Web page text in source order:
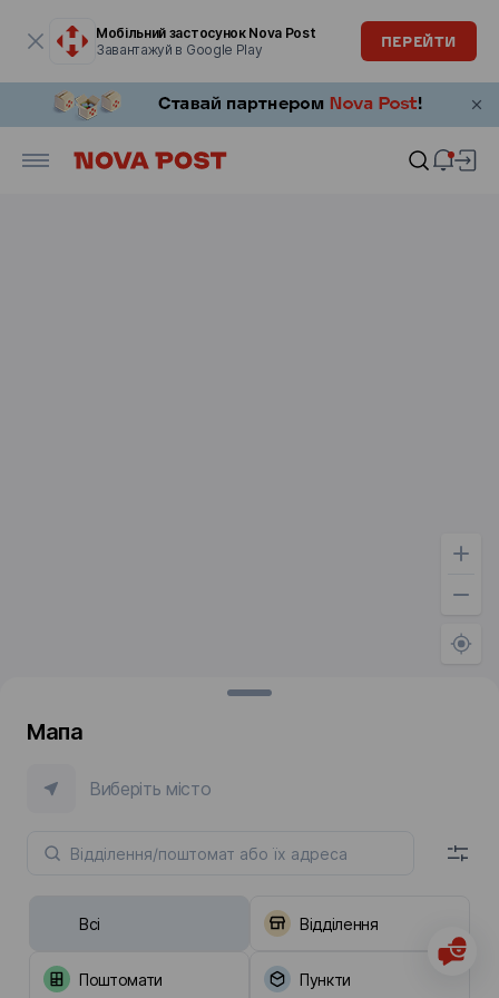
Мобільний застосунок Nova Post
Завантажуй в Google Play
ПЕРЕЙТИ
Мапа
Виберіть місто
Всі Відділення
Поштомати Пункти